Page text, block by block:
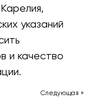
указаний
и качество
Следующая »